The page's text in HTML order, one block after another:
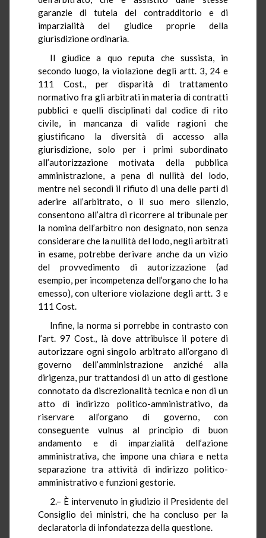
garanzie di tutela del contradditorio e di
imparzialità del giudice proprie della
giurisdizione ordinaria.
Il giudice a quo reputa che sussista, in
secondo luogo, la violazione degli artt. 3, 24 e
111 Cost., per disparità di trattamento
normativo fra gli arbitrati in materia di contratti
pubblici e quelli disciplinati dal codice di rito
civile, in mancanza di valide ragioni che
giustificano la diversità di accesso alla
giurisdizione, solo per i primi subordinato
all’autorizzazione motivata della pubblica
amministrazione, a pena di nullità del lodo,
mentre nei secondi il rifiuto di una delle parti di
aderire all’arbitrato, o il suo mero silenzio,
consentono all’altra di ricorrere al tribunale per
la nomina dell’arbitro non designato, non senza
considerare che la nullità del lodo, negli arbitrati
in esame, potrebbe derivare anche da un vizio
del provvedimento di autorizzazione (ad
esempio, per incompetenza dell’organo che lo ha
emesso), con ulteriore violazione degli artt. 3 e
111 Cost.
Infine, la norma si porrebbe in contrasto con
l’art. 97 Cost., là dove attribuisce il potere di
autorizzare ogni singolo arbitrato all’organo di
governo dell’amministrazione anziché alla
dirigenza, pur trattandosi di un atto di gestione
connotato da discrezionalità tecnica e non di un
atto di indirizzo politico-amministrativo, da
riservare all’organo di governo, con
conseguente vulnus al principio di buon
andamento e di imparzialità dell’azione
amministrativa, che impone una chiara e netta
separazione tra attività di indirizzo politico-
amministrativo e funzioni gestorie.
2.– È intervenuto in giudizio il Presidente del
Consiglio dei ministri, che ha concluso per la
declaratoria di infondatezza della questione.